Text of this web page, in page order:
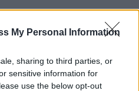
My Personal Information
sharing to third parties, or
sensitive information for
use the below opt-out